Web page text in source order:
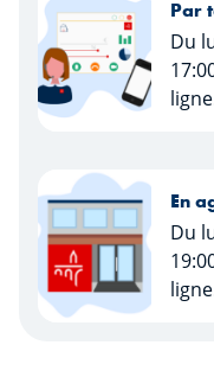
Par
Du
En
Du